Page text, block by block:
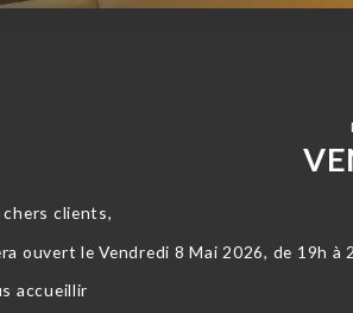
clients,
ouvert le Vendredi 8 Mai 2026, de 19h à
accueillir